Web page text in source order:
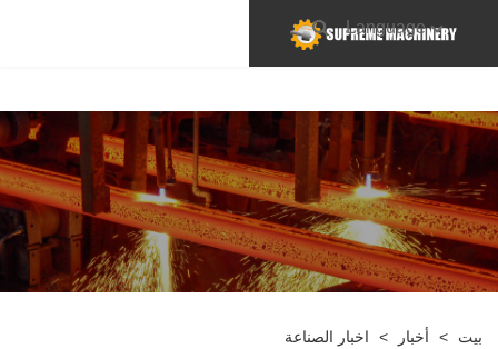
Language
بيت > أخبار > اخبار الصناعة